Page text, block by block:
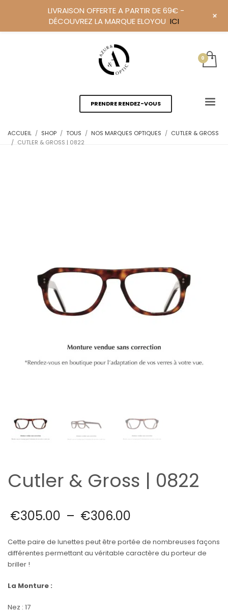
PRENDRE RENDEZ-VOUS
ACCUEIL SHOP TOUS NOS MARQUES OPTIQUES
CUTLER & GROSS
CUTLER & GROSS | 0822
Cutler & Gross | 0822
€305.00 – €306.00
Cette paire de lunettes peut être portée de nombreuses façons
différentes permettant au véritable caractère du porteur de
briller !
La Monture :
Nez : 17
LIVRAISON OFFERTE A PARTIR DE 69€ -
DÉCOUVREZ LA MARQUE ELOYOU ICI +